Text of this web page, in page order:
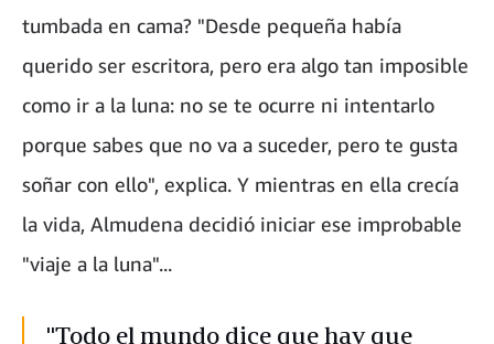
tumbada en cama? "Desde pequeña había
querido ser escritora, pero era algo tan imposible
como ir a la luna: no se te ocurre ni intentarlo
porque sabes que no va a suceder, pero te gusta
soñar con ello", explica. Y mientras en ella crecía
la vida, Almudena decidió iniciar ese improbable
"viaje a la luna"...
"Todo el mundo dice que hay que